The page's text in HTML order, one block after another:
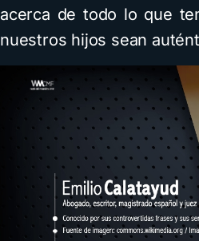
acerca de todo lo que
nuestros hijos sean